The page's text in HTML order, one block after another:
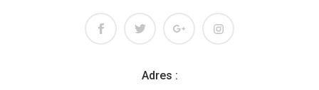
Adres :